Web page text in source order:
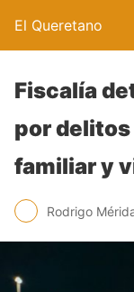
El Queretano
Fiscalía
por
familiar y
Rodrigo